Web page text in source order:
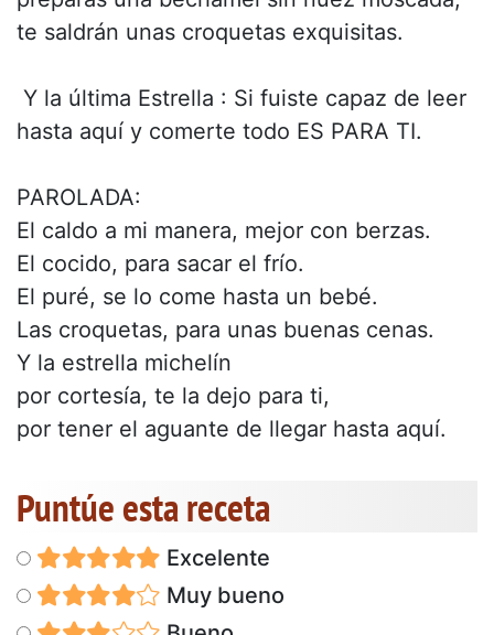
te saldrán unas croquetas exquisitas.
 Y la última Estrella : Si fuiste capaz de leer
hasta aquí y comerte todo ES PARA TI.
PAROLADA:
El caldo a mi manera, mejor con berzas.
El cocido, para sacar el frío.
El puré, se lo come hasta un bebé.
Las croquetas, para unas buenas cenas.
Y la estrella michelín
por cortesía, te la dejo para ti,
por tener el aguante de llegar hasta aquí.
Puntúe esta receta
Excelente
Muy bueno